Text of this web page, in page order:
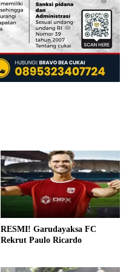
RESMI! Garudayaksa FC
Rekrut Paulo Ricardo